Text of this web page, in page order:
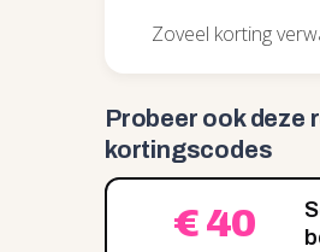
Zoveel korting
Probeer ook deze
kortingscodes
€ 40